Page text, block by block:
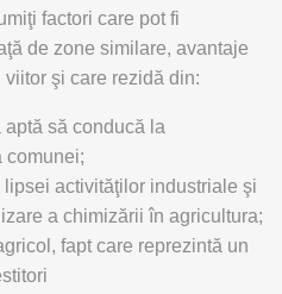
factori care pot fi
de zone similare, avantaje
şi care rezidă din:
să conducă la
comunei;
activităţilor industriale şi
a chimizării în agricultura;
fapt care reprezintă un